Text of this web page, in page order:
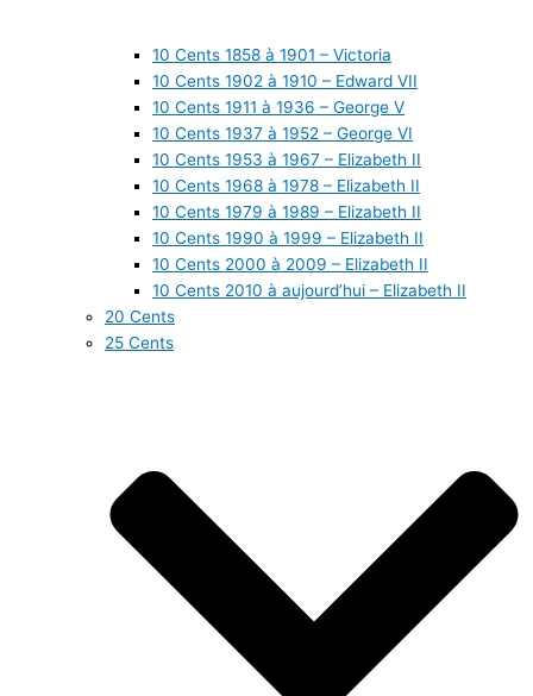
10 Cents 1858 à 1901 – Victoria
10 Cents 1902 à 1910 – Edward VII
10 Cents 1911 à 1936 – George V
10 Cents 1937 à 1952 – George VI
10 Cents 1953 à 1967 – Elizabeth II
10 Cents 1968 à 1978 – Elizabeth II
10 Cents 1979 à 1989 – Elizabeth II
10 Cents 1990 à 1999 – Elizabeth II
10 Cents 2000 à 2009 – Elizabeth II
10 Cents 2010 à aujourd’hui – Elizabeth II
20 Cents
25 Cents